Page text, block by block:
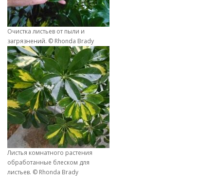
Очистка листьев от пыли и
загрязнений. © Rhonda Brady
Листья комнатного растения
обработанные блеском для
листьев. © Rhonda Brady